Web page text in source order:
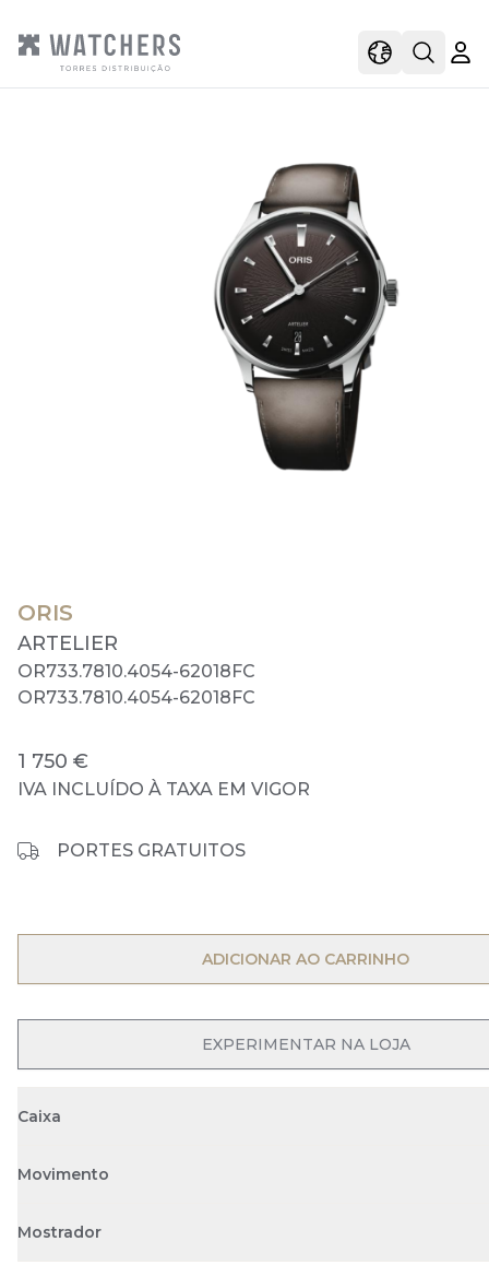
viewOpen
ORIS
ARTELIER
OR733.7810.4054-62018FC
OR733.7810.4054-62018FC
1 750 €
IVA INCLUÍDO À TAXA EM VIGOR
PORTES GRATUITOS
ADICIONAR AO CARRINHO
EXPERIMENTAR NA LOJA
Caixa
Movimento
Mostrador